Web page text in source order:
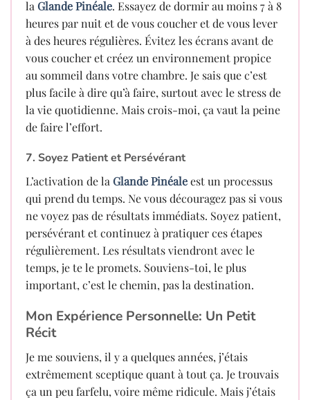
la Glande Pinéale. Essayez de dormir au moins 7 à 8
heures par nuit et de vous coucher et de vous lever
à des heures régulières. Évitez les écrans avant de
vous coucher et créez un environnement propice
au sommeil dans votre chambre. Je sais que c’est
plus facile à dire qu’à faire, surtout avec le stress de
la vie quotidienne. Mais crois-moi, ça vaut la peine
de faire l’effort.
7. Soyez Patient et Persévérant
L’activation de la Glande Pinéaleest un processus
qui prend du temps. Ne vous découragez pas si vous
ne voyez pas de résultats immédiats. Soyez patient,
persévérant et continuez à pratiquer ces étapes
régulièrement. Les résultats viendront avec le
temps, je te le promets. Souviens-toi, le plus
important, c’est le chemin, pas la destination.
Mon Expérience Personnelle: Un Petit
Récit
Je me souviens, il y a quelques années, j’étais
extrêmement sceptique quant à tout ça. Je trouvais
ça un peu farfelu, voire même ridicule. Mais j’étais